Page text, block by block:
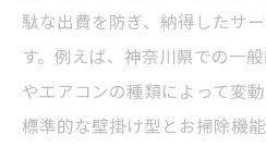
駄な出費を防ぎ、納得したサ
す。例えば、神奈川県での一
やエアコンの種類によって変
標準的な壁掛け型とお掃除機